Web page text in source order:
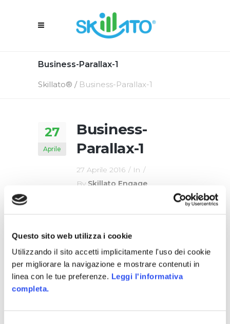
Questo sito web utilizza i cookie
Utilizzando il sito accetti implicitamente l'uso dei cookie
per migliorare la navigazione e mostrare contenuti in
linea con le tue preferenze. Leggi l'informativa
completa.
Business-Parallax-1
Skillato® / Business-Parallax-1
27
Aprile
Business-
Parallax-1
27 Aprile 2016
In
By Skillato Engage